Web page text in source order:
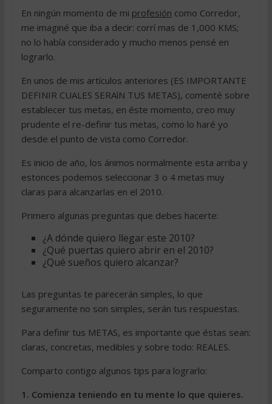
En ningún momento de mi profesión como Corredor,
me imaginé que iba a decir: corrí mas de 1,000 KMS;
no lo había considerado y mucho menos pensé en
lograrlo.
En unos de mis artículos anteriores (ES IMPORTANTE
DEFINIR CUALES SERAìN TUS METAS), comenté sobre
establecer tus metas, en éste momento, creo muy
prudente el re-definir tus metas, como lo haré yo
desde el punto de vista como Corredor.
Es inicio de año, los ánimos normalmente esta arriba y
estonces podemos seleccionar 3 o 4 metas muy
claras para alcanzarlas en el 2010.
Primero algunas preguntas que debes hacerte:
¿A dónde quiero llegar este 2010?
¿Qué puertas quiero abrir en el 2010?
¿Qué sueños quiero alcanzar?
Las preguntas te parecerán simples, lo que
seguramente no son simples, serán tus respuestas.
Para definir tus METAS, es importante que éstas sean:
claras, concretas, medibles y sobre todo: REALES.
Comparto contigo algunos tips para lograrlo:
1. Comienza teniendo en tu mente lo que quieres.